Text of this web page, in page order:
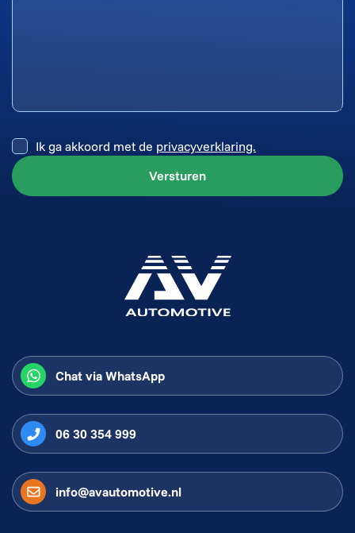
Ik ga akkoord met de privacyverklaring.
Versturen
Chat via WhatsApp
06 30 354 999
info@avautomotive.nl